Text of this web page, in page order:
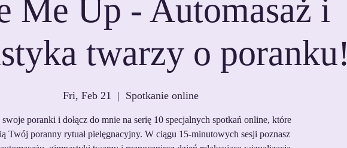
Me Up - Automasaż i
twarzy o poranku!
Fri, Feb 21
  |
Spotkanie online
poranki i dołącz do mnie na serię 10 specjalnych spotkań online, które
Twój poranny rytuał pielęgnacyjny. W ciągu 15-minutowych sesji poznasz